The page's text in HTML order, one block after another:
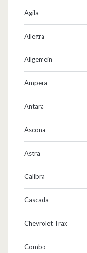
Agila
Allegra
Allgemein
Ampera
Antara
Ascona
Astra
Calibra
Cascada
Chevrolet Trax
Combo